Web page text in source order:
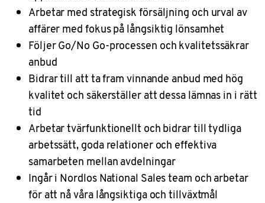
Arbetar med strategisk försäljning och urval av
affärer med fokus på långsiktig lönsamhet
Följer Go/No Go-processen och kvalitetssäkrar
anbud
Bidrar till att ta fram vinnande anbud med hög
kvalitet och säkerställer att dessa lämnas in i rätt
tid
Arbetar tvärfunktionellt och bidrar till tydliga
arbetssätt, goda relationer och effektiva
samarbeten mellan avdelningar
Ingår i Nordlos National Sales team och arbetar
för att nå våra långsiktiga och tillväxtmål